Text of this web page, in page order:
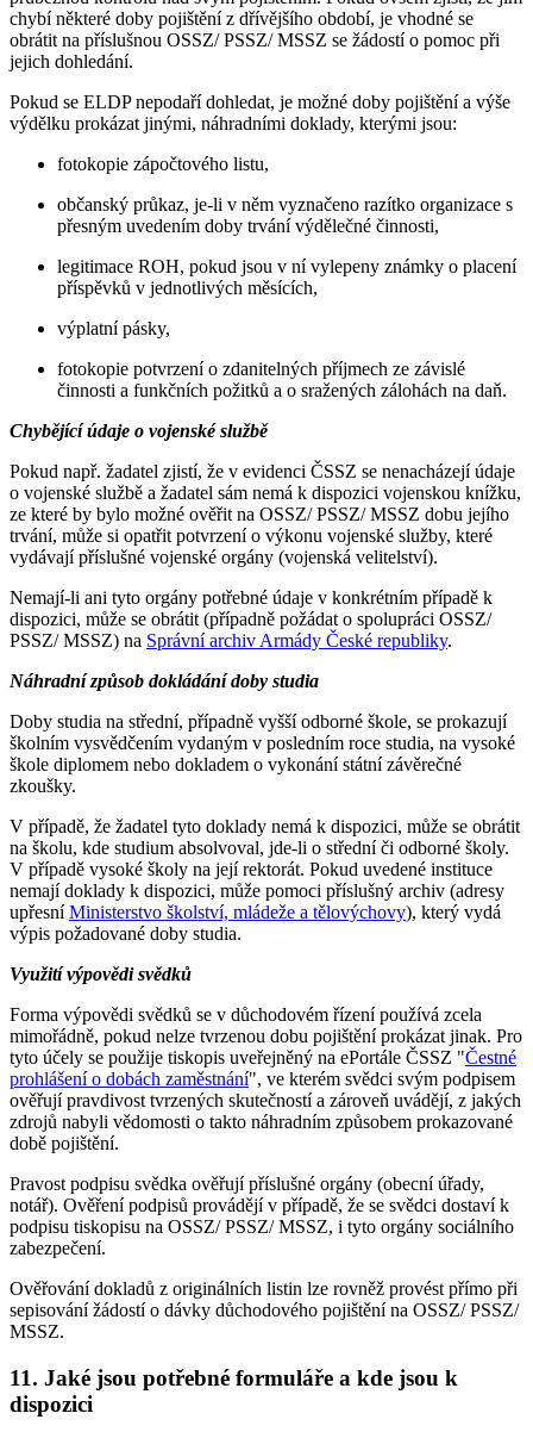
chybí některé doby pojištění z dřívějšího období, je vhodné se
obrátit na příslušnou OSSZ/ PSSZ/ MSSZ se žádostí o pomoc při
jejich dohledání.
Pokud se ELDP nepodaří dohledat, je možné doby pojištění a výše
výdělku prokázat jinými, náhradními doklady, kterými jsou:
fotokopie zápočtového listu,
občanský průkaz, je-li v něm vyznačeno razítko organizace s
přesným uvedením doby trvání výdělečné činnosti,
legitimace ROH, pokud jsou v ní vylepeny známky o placení
příspěvků v jednotlivých měsících,
výplatní pásky,
fotokopie potvrzení o zdanitelných příjmech ze závislé
činnosti a funkčních požitků a o sražených zálohách na daň.
Chybějící údaje o vojenské službě
Pokud např. žadatel zjistí, že v evidenci ČSSZ se nenacházejí údaje
o vojenské službě a žadatel sám nemá k dispozici vojenskou knížku,
ze které by bylo možné ověřit na OSSZ/ PSSZ/ MSSZ dobu jejího
trvání, může si opatřit potvrzení o výkonu vojenské služby, které
vydávají příslušné vojenské orgány (vojenská velitelství).
Nemají-li ani tyto orgány potřebné údaje v konkrétním případě k
dispozici, může se obrátit (případně požádat o spolupráci OSSZ/
PSSZ/ MSSZ) na Správní archiv Armády České republiky.
Náhradní způsob dokládání doby studia
Doby studia na střední, případně vyšší odborné škole, se prokazují
školním vysvědčením vydaným v posledním roce studia, na vysoké
škole diplomem nebo dokladem o vykonání státní závěrečné
zkoušky.
V případě, že žadatel tyto doklady nemá k dispozici, může se obrátit
na školu, kde studium absolvoval, jde-li o střední či odborné školy.
V případě vysoké školy na její rektorát. Pokud uvedené instituce
nemají doklady k dispozici, může pomoci příslušný archiv (adresy
upřesníMinisterstvo školství, mládeže a tělovýchovy), který vydá
výpis požadované doby studia.
Využití výpovědi svědků
Forma výpovědi svědků se v důchodovém řízení používá zcela
mimořádně, pokud nelze tvrzenou dobu pojištění prokázat jinak. Pro
tyto účely se použije tiskopis uveřejněný na ePortále ČSSZ "Čestné
prohlášení o dobách zaměstnání", ve kterém svědci svým podpisem
ověřují pravdivost tvrzených skutečností a zároveň uvádějí, z jakých
zdrojů nabyli vědomosti o takto náhradním způsobem prokazované
době pojištění.
Pravost podpisu svědka ověřují příslušné orgány (obecní úřady,
notář). Ověření podpisů provádějí v případě, že se svědci dostaví k
podpisu tiskopisu na OSSZ/ PSSZ/ MSSZ, i tyto orgány sociálního
zabezpečení.
Ověřování dokladů z originálních listin lze rovněž provést přímo při
sepisování žádostí o dávky důchodového pojištění na OSSZ/ PSSZ/
MSSZ.
11. Jaké jsou potřebné formuláře a kde jsou k
dispozici